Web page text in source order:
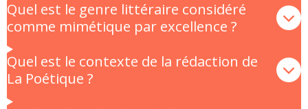
Quel est le genre littéraire considéré
comme mimétique par excellence ?
Quel est le contexte de la rédaction de
La Poétique ?